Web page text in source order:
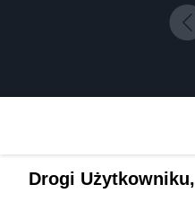
Drogi Użytkowniku,